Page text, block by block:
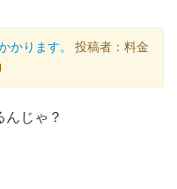
かります。
投稿者：料金
じゃ？